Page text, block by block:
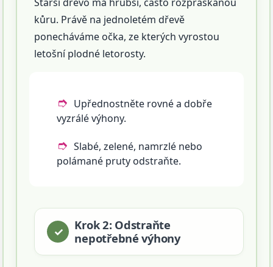
kůru. Právě na jednoletém dřevě
ponecháváme očka, ze kterých vyrostou
letošní plodné letorosty.
Upřednostněte rovné a dobře
vyzrálé výhony.
Slabé, zelené, namrzlé nebo
polámané pruty odstraňte.
Krok 2: Odstraňte
nepotřebné výhony